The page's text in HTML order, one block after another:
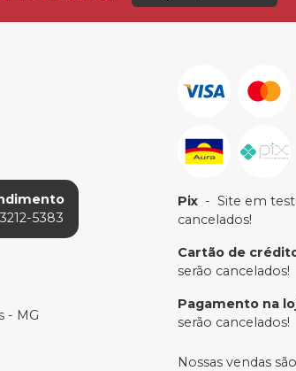
5383
- MG
Pix - Site em
cancelados!
Cartão de
serão cancelados!
Pagamento na
serão cancelados!
Nossas vendas